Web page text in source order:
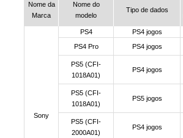
Nome da
Marca
Nome do
modelo
Tipo de dados
Sony
PS4 PS4 jogos
PS4 Pro
PS4 jogos
PS5 (CFI-
1018A01)
PS4 jogos
PS5 (CFI-
1018A01)
PS5 jogos
PS5 (CFI-
2000A01)
PS4 jogos